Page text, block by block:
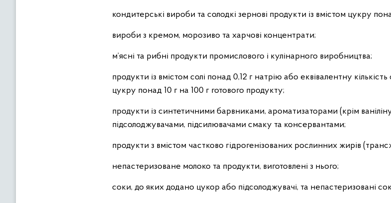
кондитерські вироби та солодкі зернові продукти із вмістом цукру
вироби з кремом, морозиво та харчові концентрати;
м’ясні та рибні продукти промислового і кулінарного виробництва;
продукти із вмістом солі понад 0,12 г натрію або еквівалентну
цукру понад 10 г на 100 г готового продукту;
продукти із синтетичними барвниками, ароматизаторами (крім
підсолоджувачами, підсилювачами смаку та консервантами;
продукти з вмістом частково гідрогенізованих рослинних жирів
непастеризоване молоко та продукти, виготовлені з нього;
соки, до яких додано цукор або підсолоджувачі, та непастеризовані